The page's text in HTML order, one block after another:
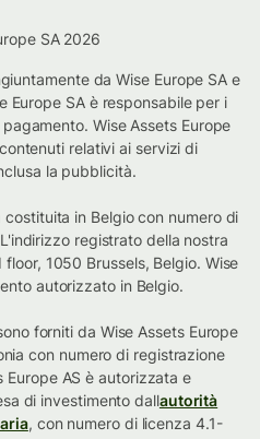
SA 2026
da Wise Europe SA e
Europe SA è responsabile per i
Wise Assets Europe
relativi ai servizi di
la pubblicità.
costituita in Belgio con numero di
registrato della nostra
1050 Brussels, Belgio. Wise
autorizzato in Belgio.
forniti da Wise Assets Europe
con numero di registrazione
Europe AS è autorizzata e
di investimento dallautorità
, con numero di licenza 4.1-